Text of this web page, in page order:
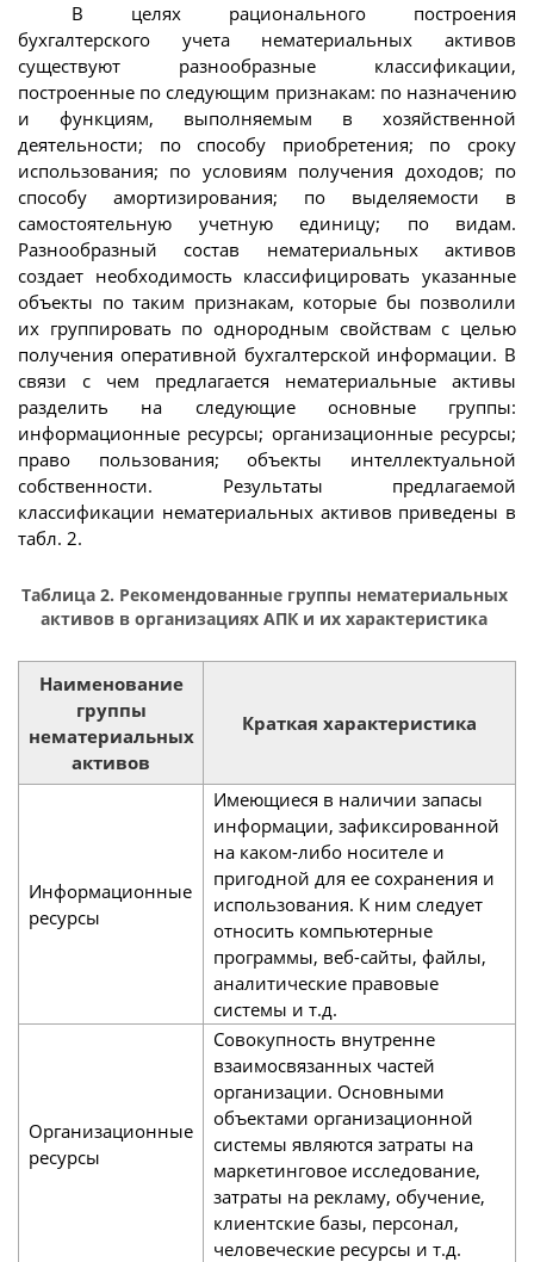
В целях рационального построения
бухгалтерского учета нематериальных активов
существуют разнообразные классификации,
построенные по следующим признакам: по назначению
и функциям, выполняемым в хозяйственной
деятельности; по способу приобретения; по сроку
использования; по условиям получения доходов; по
способу амортизирования; по выделяемости в
самостоятельную учетную единицу; по видам.
Разнообразный состав нематериальных активов
создает необходимость классифицировать указанные
объекты по таким признакам, которые бы позволили
их группировать по однородным свойствам с целью
получения оперативной бухгалтерской информации. В
связи с чем предлагается нематериальные активы
разделить на следующие основные группы:
информационные ресурсы; организационные ресурсы;
право пользования; объекты интеллектуальной
собственности. Результаты предлагаемой
классификации нематериальных активов приведены в
табл. 2.
Таблица 2. Рекомендованные группы нематериальных
активов в организациях АПК и их характеристика
Наименование
группы
нематериальных
активов
Краткая характеристика
Информационные
ресурсы
Имеющиеся в наличии запасы
информации, зафиксированной
на каком-либо носителе и
пригодной для ее сохранения и
использования. К ним следует
относить компьютерные
программы, веб-сайты, файлы,
аналитические правовые
системы и т.д.
Организационные
ресурсы
Совокупность внутренне
взаимосвязанных частей
организации. Основными
объектами организационной
системы являются затраты на
маркетинговое исследование,
затраты на рекламу, обучение,
клиентские базы, персонал,
человеческие ресурсы и т.д.